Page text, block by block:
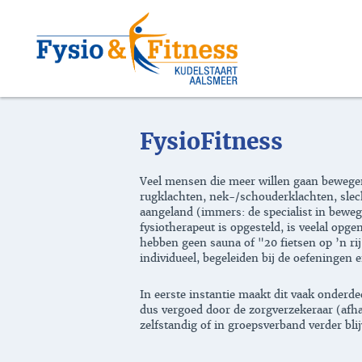
FysioFitness
Veel mensen die meer willen gaan
rugklachten, nek-/schouderklachten,
aangeland (immers: de specialist in
fysiotherapeut is opgesteld, is veelal
hebben geen sauna of "20 fietsen op ’n
individueel, begeleiden bij de oefeningen
In eerste instantie maakt dit vaak
dus vergoed door de zorgverzekeraar
zelfstandig of in groepsverband verder